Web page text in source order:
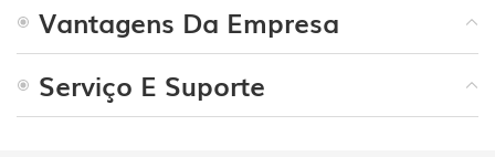
Vantagens Da Empresa
Serviço E Suporte